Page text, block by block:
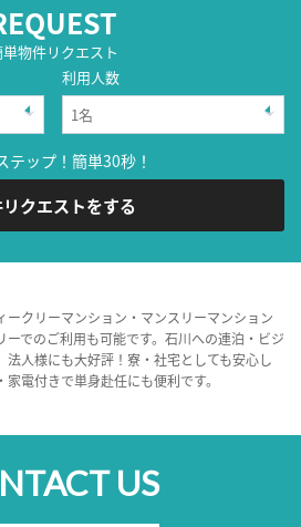
物件リクエスト
利用人数
テップ！簡単30秒！
クエストをする
クリーマンション・マンスリーマンション
でのご利用も可能です。石川への連泊・ビジ
法人様にも大好評！寮・社宅としても安心し
電付きで単身赴任にも便利です。
US